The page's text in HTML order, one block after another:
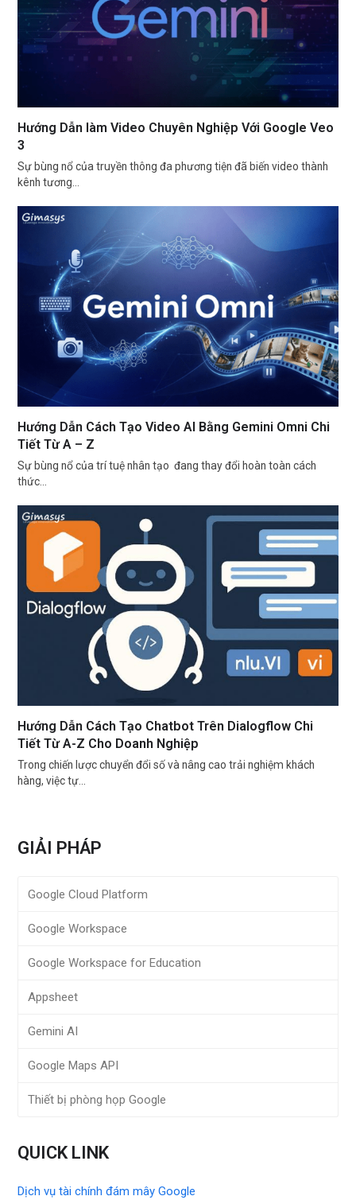
Hướng Dẫn làm Video Chuyên Nghiệp Với Google Veo
3
Sự bùng nổ của truyền thông đa phương tiện đã biến video thành
kênh tương…
Hướng Dẫn Cách Tạo Video AI Bằng Gemini Omni Chi
Tiết Từ A – Z
Sự bùng nổ của trí tuệ nhân tạo đang thay đổi hoàn toàn cách
thức…
Hướng Dẫn Cách Tạo Chatbot Trên Dialogflow Chi
Tiết Từ A-Z Cho Doanh Nghiệp
Trong chiến lược chuyển đổi số và nâng cao trải nghiệm khách
hàng, việc tự…
GIẢI PHÁP
Google Cloud Platform
Google Workspace
Google Workspace for Education
Appsheet
Gemini AI
Google Maps API
Thiết bị phòng họp Google
QUICK LINK
Dịch vụ tài chính đám mây Google